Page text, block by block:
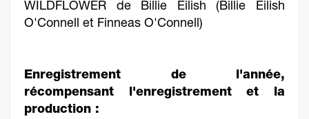
WILDFLOWER de Billie Eilish (Billie Eilish
O'Connell et Finneas O'Connell)
Enregistrement de l'année,
récompensant l'enregistrement et la
production :